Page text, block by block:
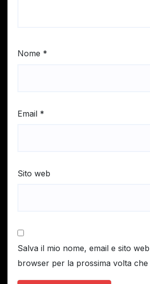
Nome *
Email *
Sito web
Salva il mio nome, email e sito
browser per la prossima volta che